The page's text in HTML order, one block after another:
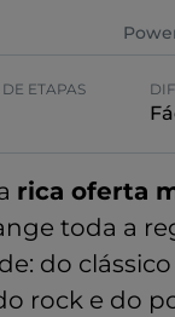
ETAPAS
rica oferta
toda a
do
rock e do